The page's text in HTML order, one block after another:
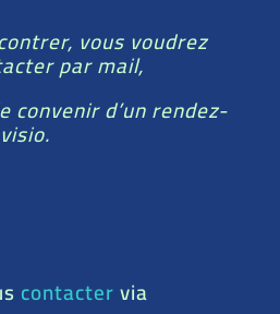
vous voudrez
par mail,
convenir d’un rendez-
contactervia